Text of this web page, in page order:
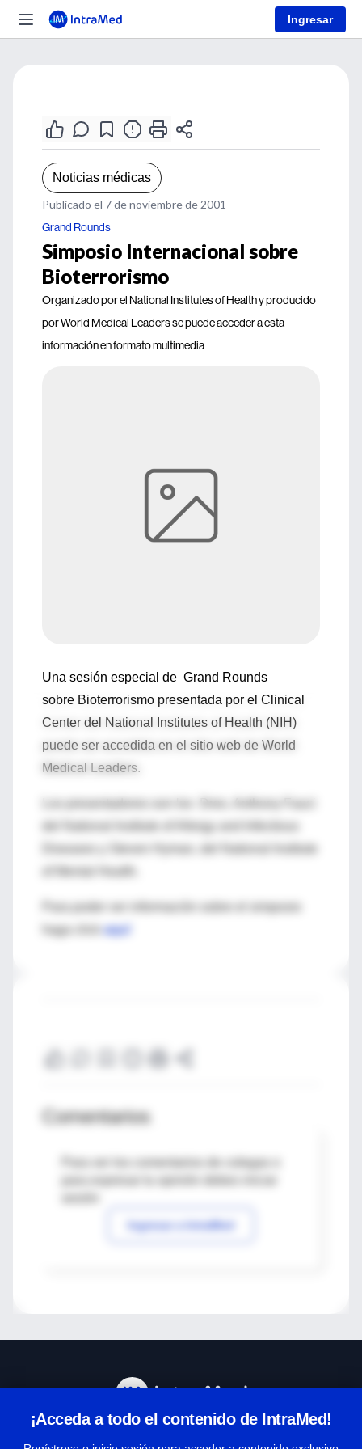
Ingresar
Noticias médicas
Publicado el 7 de noviembre de 2001
Grand Rounds
Simposio Internacional sobre
Bioterrorismo
Organizado por el National Institutes of Health y producido
por World Medical Leaders se puede acceder a esta
información en formato multimedia
Una sesión especial de Grand Rounds
sobre Bioterrorismo presentada por el Clinical
Center del National Institutes of Health (NIH)
puede ser accedida en el sitio web de World
Medical Leaders.
del National Institute of Allergy and Infectious
Para poder ver información sobre el simposio
haga click
aquí
Comentarios
Para ver los comentarios de colegas o
Ingresar a IntraMed
¡Acceda a todo el contenido de IntraMed!